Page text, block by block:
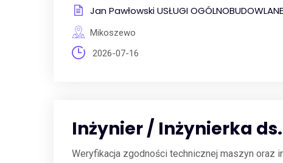
Jan Pawłowski USŁUGI
Mikoszewo
2026-07-16
Inżynier / Inżynierka
Weryfikacja zgodności technicznej maszyn oraz